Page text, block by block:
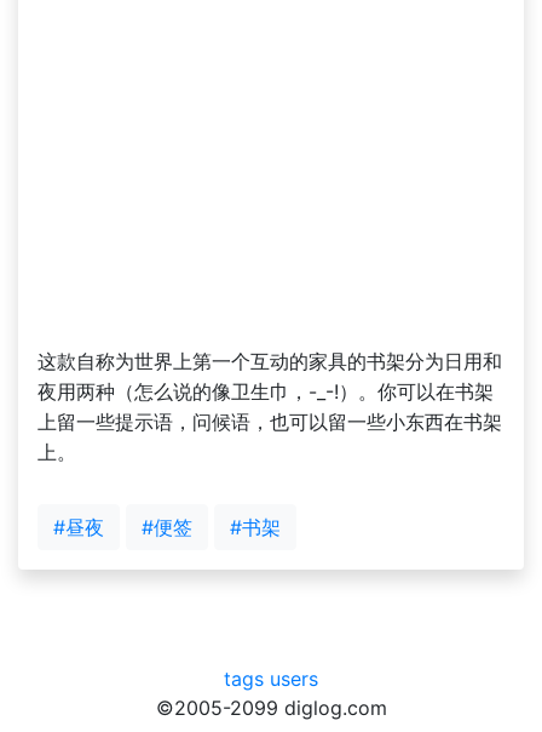
这款自称为世界上第一个互动的家具的书架分为日用和
夜用两种（怎么说的像卫生巾，-_-!）。你可以在书架
上留一些提示语，问候语，也可以留一些小东西在书架
上。
#昼夜 #便签 #书架
tags users
©2005-2099 diglog.com